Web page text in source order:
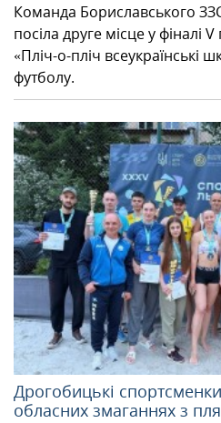
Команда Бориславського
посіла друге місце у фіналі
«Пліч-о-пліч всеукраїнські
футболу.
Дрогобицькі
обласних змаганнях з
КОНТАКТИ